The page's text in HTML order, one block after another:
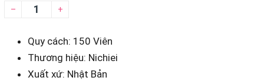
– +
Quy cách: 150 Viên
Thương hiệu: Nichiei
Xuất xứ: Nhật Bản